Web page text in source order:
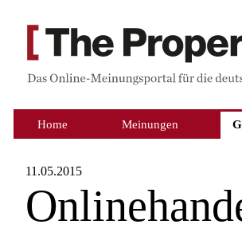
Home Meinungen
11.05.2015